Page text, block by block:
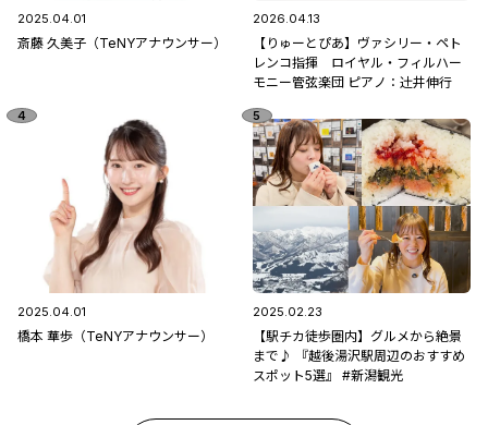
2025.04.01
斎藤 久美子（TeNYアナウンサー）
2026.04.13
【りゅーとぴあ】ヴァシリー・ペト
レンコ指揮 ロイヤル・フィルハー
モニー管弦楽団 ピアノ：辻󠄀井伸行
2025.04.01
橋本 華歩（TeNYアナウンサー）
2025.02.23
【駅チカ徒歩圏内】グルメから絶景
まで♪ 『越後湯沢駅周辺のおすすめ
スポット5選』 #新潟観光